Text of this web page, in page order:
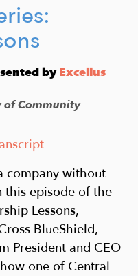
byExcellus
of Community
company without
this episode of the
Lessons,
BlueShield,
President and CEO
one of Central